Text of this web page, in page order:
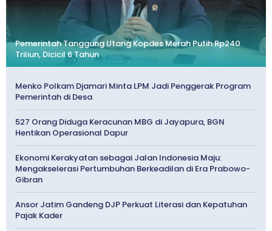
Pemerintah Tanggung Utang Kopdes Merah Putih Rp240
Triliun, Dicicil 6 Tahun
Menko Polkam Djamari Minta LPM Jadi Penggerak Program
Pemerintah di Desa
527 Orang Diduga Keracunan MBG di Jayapura, BGN
Hentikan Operasional Dapur
Ekonomi Kerakyatan sebagai Jalan Indonesia Maju:
Mengakselerasi Pertumbuhan Berkeadilan di Era Prabowo-
Gibran
Ansor Jatim Gandeng DJP Perkuat Literasi dan Kepatuhan
Pajak Kader